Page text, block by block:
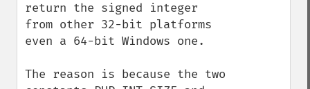
return the signed integer
from other 32-bit platforms
even a 64-bit Windows one.
The reason is because the two